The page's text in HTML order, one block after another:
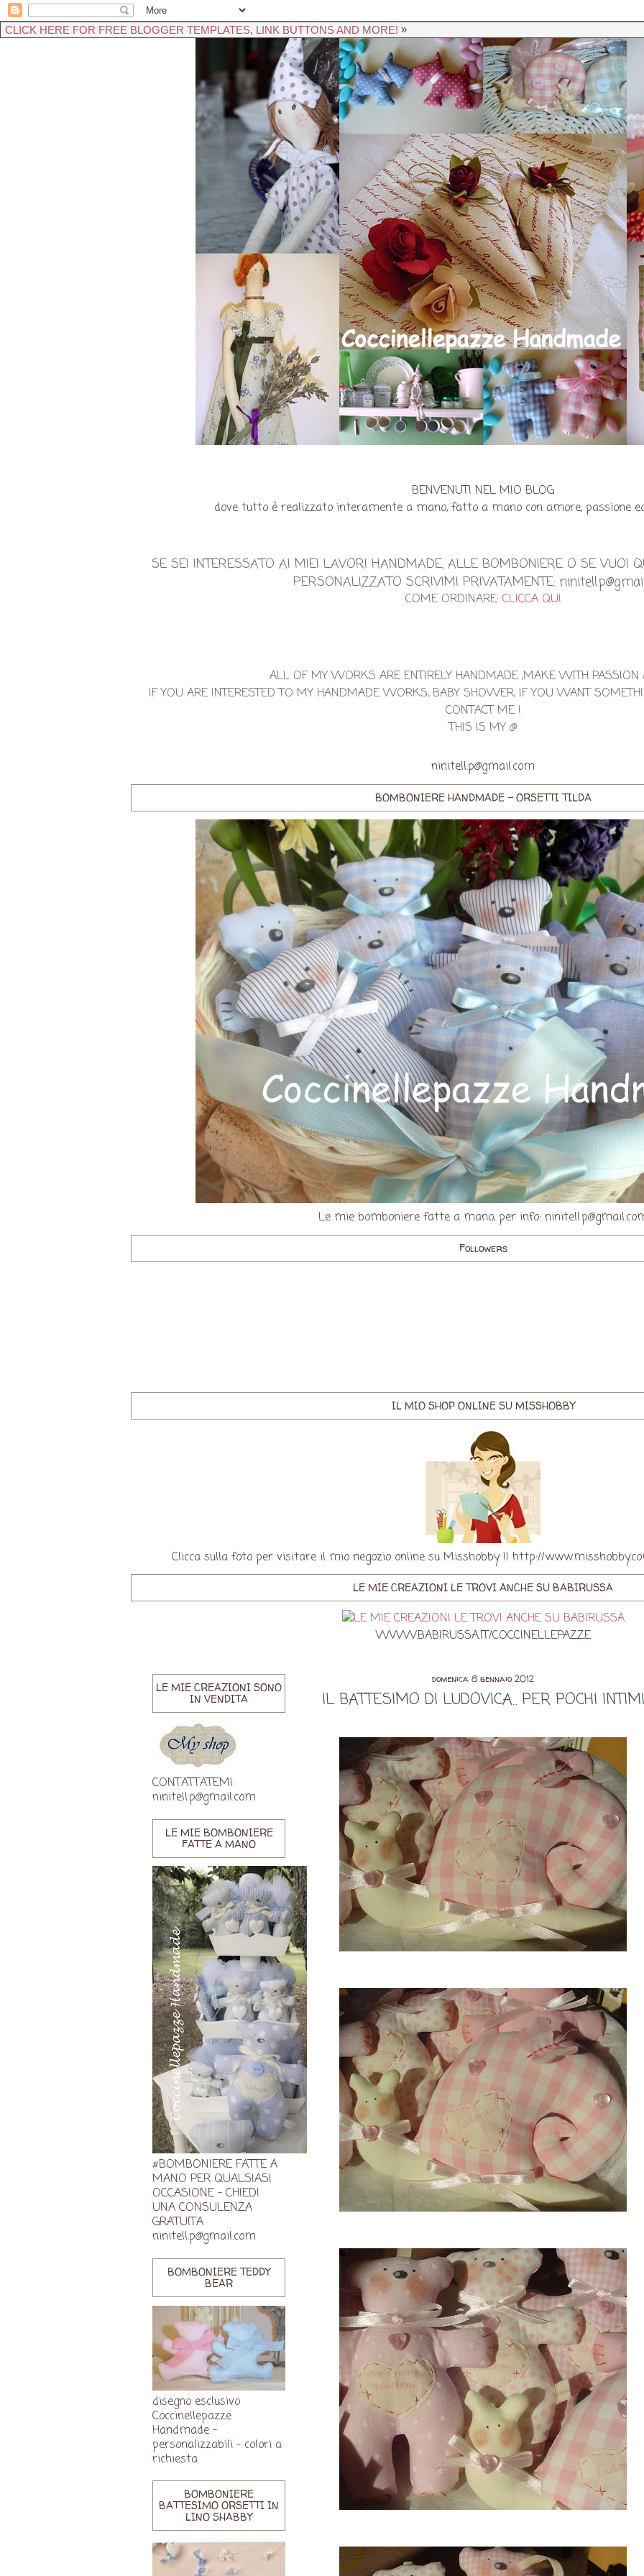
CLICK HERE FOR FREE BLOGGER TEMPLATES, LINK BUTTONS AND MORE! »
BENVENUTI NEL MIO BLOG
dove tutto è realizzato interamente a mano, fatto a mano con amore, passione
SE SEI INTERESSATO AI MIEI LAVORI HANDMADE, ALLE BOMBONIERE O SE VUOI
PERSONALIZZATO SCRIVIMI PRIVATAMENTE:
COME ORDINARE: CLICCA QUI
ALL OF MY WORKS ARE ENTIRELY HANDMADE ,MAKE WITH PASSION
IF YOU ARE INTERESTED TO MY HANDMADE WORKS, BABY SHOWER, IF YOU WANT
CONTACT ME !
THIS IS MY @
ninitell.p@gmail.com
BOMBONIERE HANDMADE - ORSETTI TILDA
Le mie bomboniere fatte a mano, per info:
Followers
IL MIO SHOP ONLINE SU MISSHOBBY
Clicca sulla foto per visitare il mio negozio online su Misshobby !! http://
LE MIE CREAZIONI LE TROVI ANCHE SU BABIRUSSA
WWW.BABIRUSSA.IT/COCCINELLEPAZZE
LE MIE CREAZIONI SONO
IN VENDITA
CONTATTATEMI:
ninitell.p@gmail.com
LE MIE BOMBONIERE
FATTE A MANO
#BOMBONIERE FATTE A
MANO PER QUALSIASI
OCCASIONE - CHIEDI
UNA CONSULENZA
GRATUITA
ninitell.p@gmail.com
BOMBONIERE TEDDY
BEAR
disegno esclusivo
Coccinellepazze
Handmade -
personalizzabili - colori a
richiesta
BOMBONIERE
BATTESIMO ORSETTI IN
LINO SHABBY
domenica 8 gennaio 2012
IL BATTESIMO DI LUDOVICA... PER POCHI INTIMI